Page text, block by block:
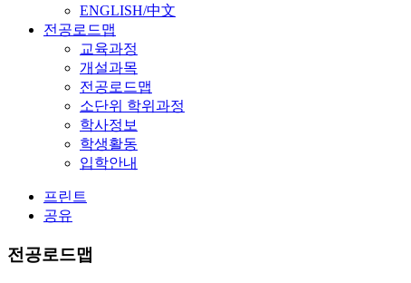
ENGLISH/中文
전공로드맵
교육과정
개설과목
전공로드맵
소단위 학위과정
학사정보
학생활동
입학안내
프린트
공유
전공로드맵